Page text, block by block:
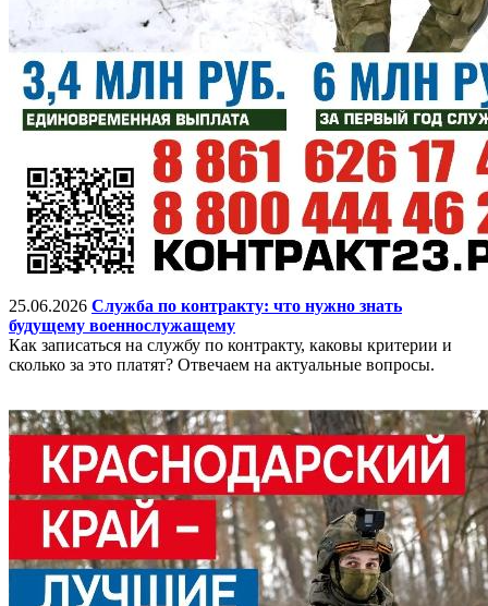
25.06.2026 Служба по контракту: что нужно знать
будущему военнослужащему
Как записаться на службу по контракту, каковы критерии и
сколько за это платят? Отвечаем на актуальные вопросы.